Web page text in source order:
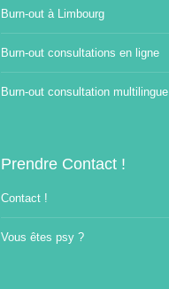
Burn-out à Limbourg
Burn-out consultations en ligne
Burn-out consultation multilingue
Prendre Contact !
Contact !
Vous êtes psy ?